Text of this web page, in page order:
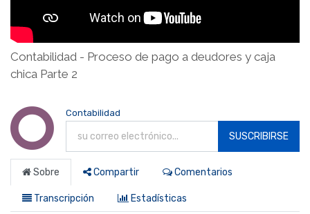
Contabilidad - Proceso de pago a deudores y caja
chica Parte 2
Contabilidad
SUSCRIBIRSE
Sobre Compartir Comentarios
Transcripción Estadísticas